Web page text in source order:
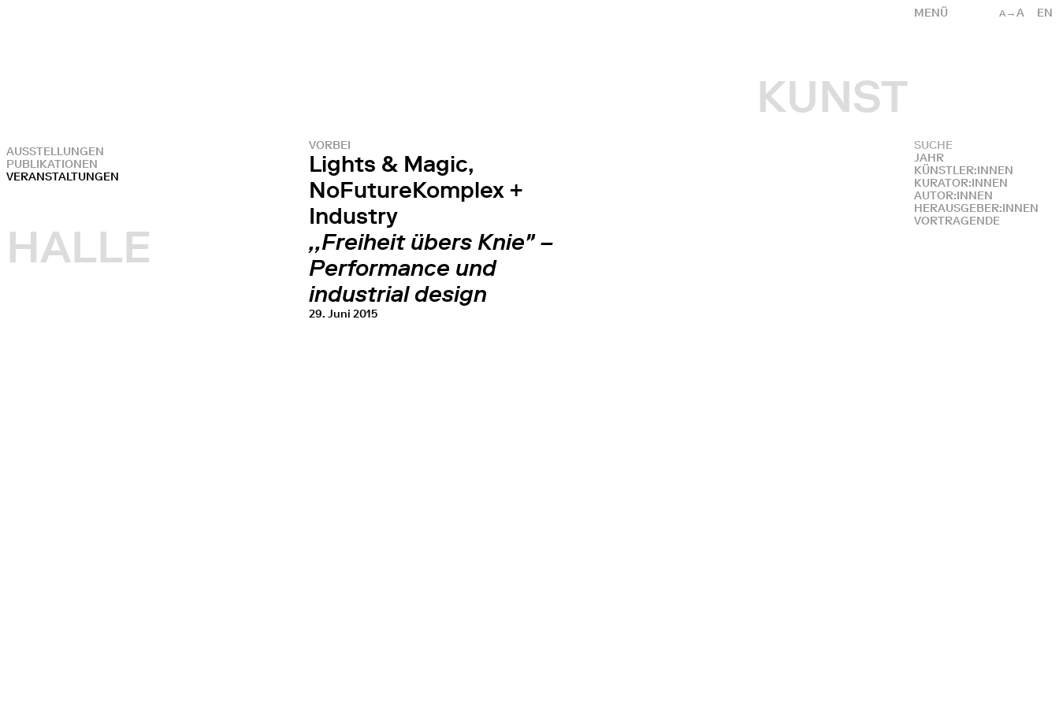
A →A EN
MENÜ
HALLE
KUNST
AUSSTELLUNGEN
PUBLIKATIONEN
VERANSTALTUNGEN
JAHR
KÜNSTLER:INNEN
KURATOR:INNEN
AUTOR:INNEN
HERAUSGEBER:INNEN
VORTRAGENDE
VORBEI
Lights & Magic,
NoFutureKomplex +
Industry
‚‚Freiheit übers Knie" –
Performance und
industrial design
29. Juni 2015